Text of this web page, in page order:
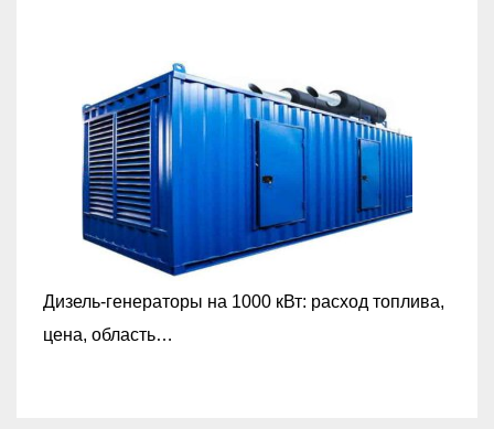
Дизель-генераторы на 1000 кВт: расход топлива,
цена, область…